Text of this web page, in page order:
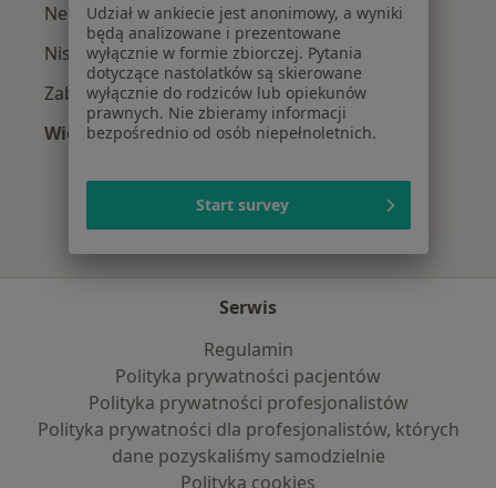
Nerwica w Wschowie
Niskie poczucie własnej wartości w Wschowie
Zaburzenia emocjonalne w Wschowie
Więcej (15)
Serwis
Regulamin
Polityka prywatności pacjentów
Polityka prywatności profesjonalistów
Polityka prywatności dla profesjonalistów, których
dane pozyskaliśmy samodzielnie
Polityka cookies
Udział w ankiecie jest anonimowy, a wyniki
będą analizowane i prezentowane
wyłącznie w formie zbiorczej. Pytania
dotyczące nastolatków są skierowane
wyłącznie do rodziców lub opiekunów
prawnych. Nie zbieramy informacji
bezpośrednio od osób niepełnoletnich.
Start survey